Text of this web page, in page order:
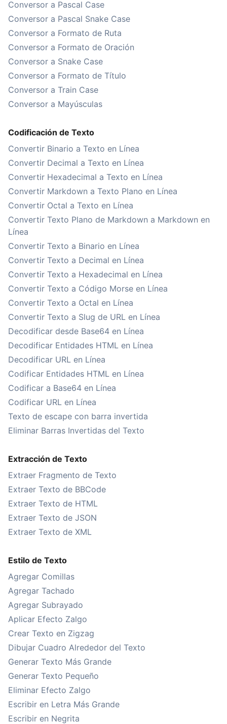
Conversor a Pascal Case
Conversor a Pascal Snake Case
Conversor a Formato de Ruta
Conversor a Formato de Oración
Conversor a Snake Case
Conversor a Formato de Título
Conversor a Train Case
Conversor a Mayúsculas
Codificación de Texto
Convertir Binario a Texto en Línea
Convertir Decimal a Texto en Línea
Convertir Hexadecimal a Texto en Línea
Convertir Markdown a Texto Plano en Línea
Convertir Octal a Texto en Línea
Convertir Texto Plano de Markdown a Markdown en
Línea
Convertir Texto a Binario en Línea
Convertir Texto a Decimal en Línea
Convertir Texto a Hexadecimal en Línea
Convertir Texto a Código Morse en Línea
Convertir Texto a Octal en Línea
Convertir Texto a Slug de URL en Línea
Decodificar desde Base64 en Línea
Decodificar Entidades HTML en Línea
Decodificar URL en Línea
Codificar Entidades HTML en Línea
Codificar a Base64 en Línea
Codificar URL en Línea
Texto de escape con barra invertida
Eliminar Barras Invertidas del Texto
Extracción de Texto
Extraer Fragmento de Texto
Extraer Texto de BBCode
Extraer Texto de HTML
Extraer Texto de JSON
Extraer Texto de XML
Estilo de Texto
Agregar Comillas
Agregar Tachado
Agregar Subrayado
Aplicar Efecto Zalgo
Crear Texto en Zigzag
Dibujar Cuadro Alrededor del Texto
Generar Texto Más Grande
Generar Texto Pequeño
Eliminar Efecto Zalgo
Escribir en Letra Más Grande
Escribir en Negrita